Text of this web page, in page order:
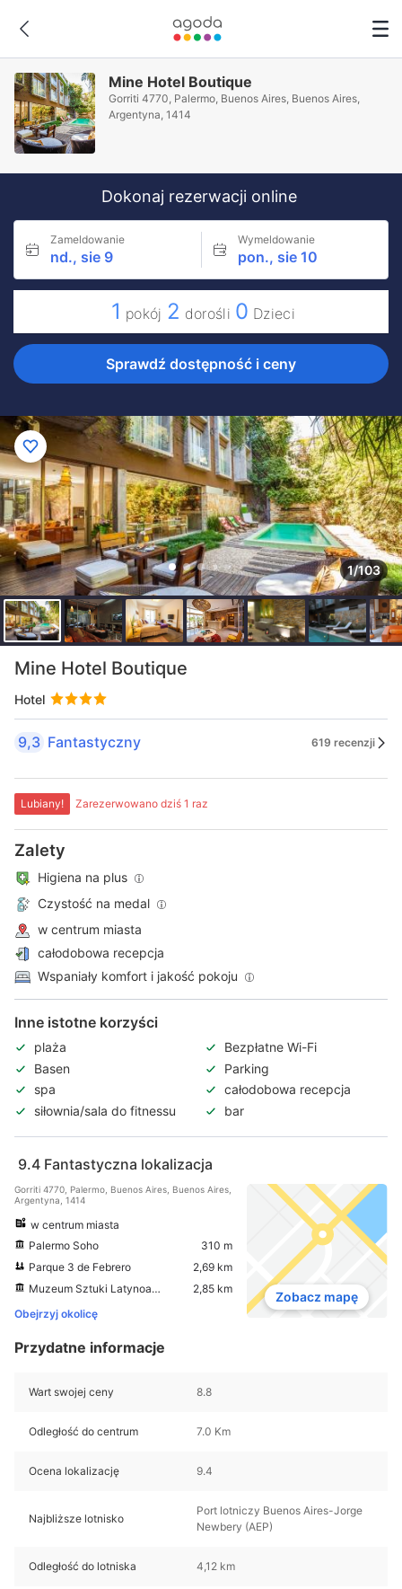
Mine Hotel Boutique
Gorriti 4770, Palermo, Buenos Aires, Buenos Aires,
Argentyna, 1414
Dokonaj rezerwacji online
Zameldowanie
nd., sie 9
Wymeldowanie
pon., sie 10
1 pokój 2 dorośli 0 Dzieci
Sprawdź dostępność i ceny
1/103
Mine Hotel Boutique
Hotel
9,3 Fantastyczny 619 recenzji
Lubiany! Zarezerwowano dziś 1 raz
Zalety
Higiena na plus
Czystość na medal
w centrum miasta
całodobowa recepcja
Wspaniały komfort i jakość pokoju
Inne istotne korzyści
plaża
Bezpłatne Wi-Fi
Basen
Parking
spa
całodobowa recepcja
siłownia/sala do fitnessu
bar
9.4 Fantastyczna lokalizacja
Gorriti 4770, Palermo, Buenos Aires, Buenos Aires,
Argentyna, 1414
w centrum miasta
Palermo Soho
310 m
Parque 3 de Febrero
2,69 km
Muzeum Sztuki Latynoamerykańskiej w Buenos Aires (MALBA)
2,85 km
Obejrzyj okolicę
Zobacz mapę
Przydatne informacje
Wart swojej ceny 8.8
Odległość do centrum 7.0 Km
Ocena lokalizację 9.4
Najbliższe lotnisko
Port lotniczy Buenos Aires-Jorge
Newbery (AEP)
Odległość do lotniska 4,12 km